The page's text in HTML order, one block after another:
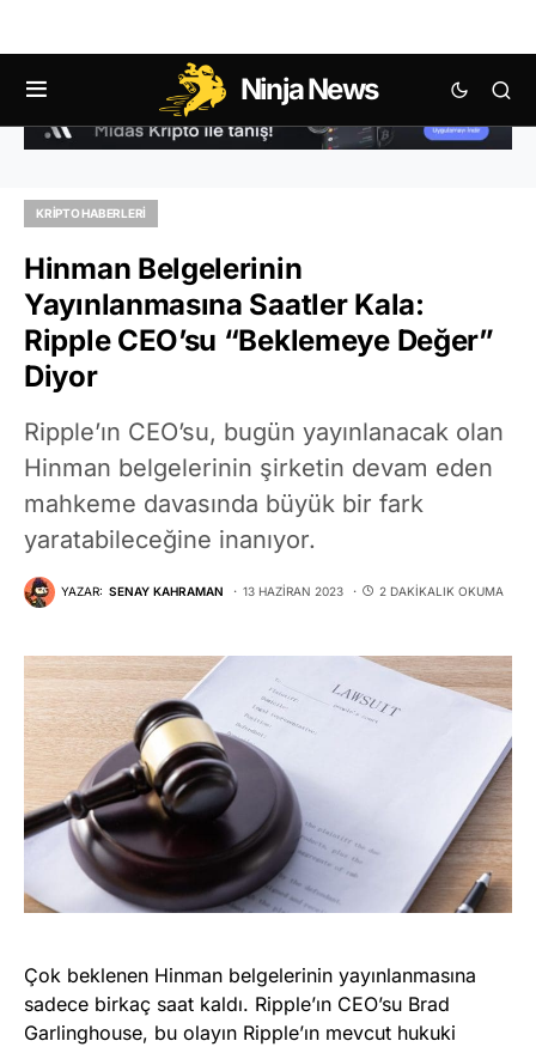
Ninja News
KRIPTO HABERLERI
Hinman Belgelerinin
Yayınlanmasına Saatler Kala:
Ripple CEO’su “Beklemeye Değer”
Diyor
Ripple’ın CEO’su, bugün yayınlanacak olan
Hinman belgelerinin şirketin devam eden
mahkeme davasında büyük bir fark
yaratabileceğine inanıyor.
YAZAR: SENAY KAHRAMAN 13 HAZIRAN 2023 2 DAKIKALIK OKUMA
Çok beklenen Hinman belgelerinin yayınlanmasına
sadece birkaç saat kaldı. Ripple’ın CEO’su Brad
Garlinghouse, bu olayın Ripple’ın mevcut hukuki